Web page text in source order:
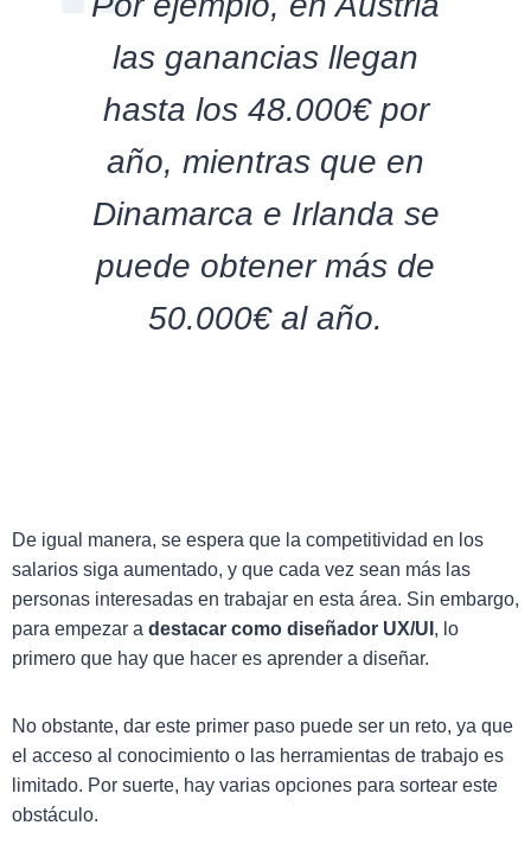
las ganancias llegan
hasta los 48.000€ por
año, mientras que en
Dinamarca e Irlanda se
puede obtener más de
50.000€ al año.
De igual manera, se espera que la competitividad en los
salarios siga aumentado, y que cada vez sean más las
personas interesadas en trabajar en esta área. Sin embargo,
para empezar a destacar como diseñador UX/UI , lo
primero que hay que hacer es aprender a diseñar.
No obstante, dar este primer paso puede ser un reto, ya que
el acceso al conocimiento o las herramientas de trabajo es
limitado. Por suerte, hay varias opciones para sortear este
obstáculo.